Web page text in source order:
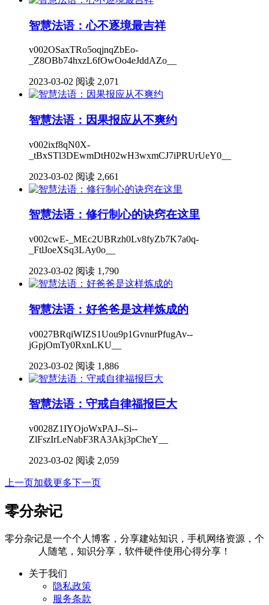
智慧法语：心不逐境最吉祥
v002OSaxTRo5oqjnqZbEo-
_Z8OBb74hxzL6fOwOo4eJddAZo__
2023-03-02 阅读 2,071
智慧法语：因果报应从不爽约
v002ixf8qN0X-
_tBxSTl3DEwmDtH02wH3wxmCJ7iPRUrUeY0__
2023-03-02 阅读 2,661
智慧法语：修行制心的诀窍在这里
v002cwE-_MEc2UBRzh0Lv8fyZb7K7a0q-
_FtlJoeXSq3LAy0o__
2023-03-02 阅读 1,790
智慧法语：好爸爸是这样炼成的
v0027BRqiWIZS1Uou9p1GvnurPfugAv--
jGpjOmTy0RxnLKU__
2023-03-02 阅读 1,886
智慧法语：守戒自律福报巨大
v0028Z1IYOjoWxPAJ--Si--
ZlFszIrLeNabF3RA3Akj3pCheY__
2023-03-02 阅读 2,059
上一页加载更多下一页
零分杂记
零分杂记是一个个人博客，分享建站知识，手机网络资源，个
人随笔，知识分享，软件硬件使用心得分享！
关于我们
隐私政策
服务条款